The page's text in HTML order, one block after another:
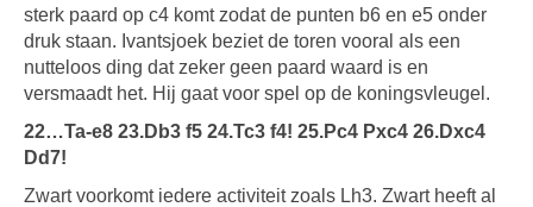
sterk paard op c4 komt zodat de punten b6 en e5 onder
druk staan. Ivantsjoek beziet de toren vooral als een
nutteloos ding dat zeker geen paard waard is en
versmaadt het. Hij gaat voor spel op de koningsvleugel.
22…Ta-e8 23.Db3 f5 24.Tc3 f4! 25.Pc4 Pxc4 26.Dxc4
Dd7!
Zwart voorkomt iedere activiteit zoals Lh3. Zwart heeft al